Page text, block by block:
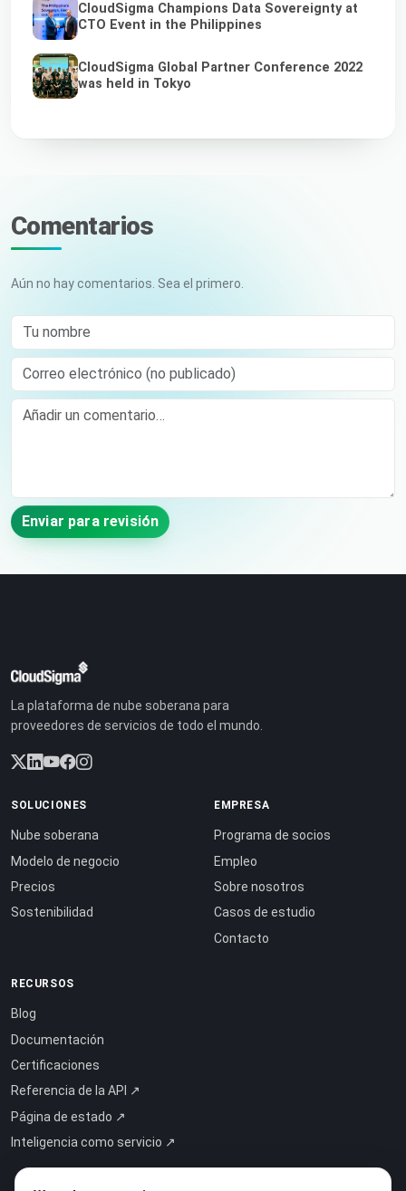
CloudSigma Champions Data Sovereignty at
CTO Event in the Philippines
CloudSigma Global Partner Conference 2022
was held in Tokyo
Comentarios
Aún no hay comentarios. Sea el primero.
Tu nombre
Correo electrónico (no publicado)
Comment
Enviar para revisión
La plataforma de nube soberana para
proveedores de servicios de todo el mundo.
SOLUCIONES
Nube soberana
Modelo de negocio
Precios
Sostenibilidad
EMPRESA
Programa de socios
Empleo
Sobre nosotros
Casos de estudio
Contacto
RECURSOS
Blog
Documentación
Certificaciones
Referencia de la API ↗
Página de estado ↗
Inteligencia como servicio ↗